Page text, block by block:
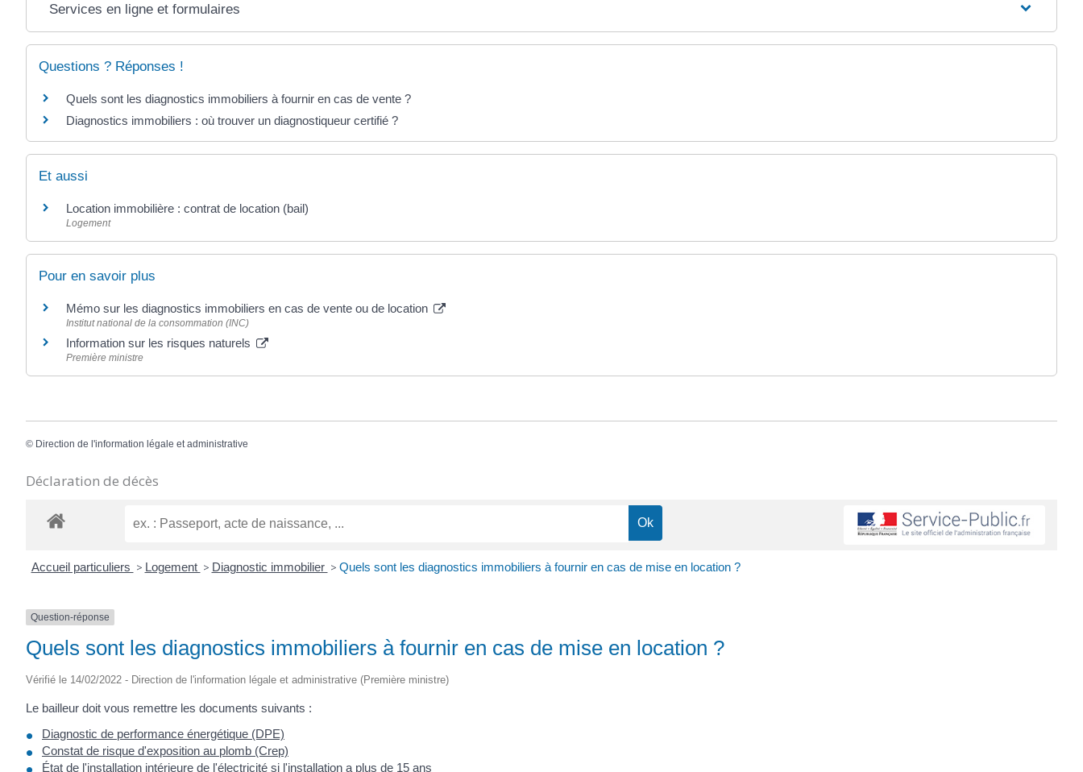
Services en ligne et formulaires
Questions ? Réponses !
Quels sont les diagnostics immobiliers à fournir en cas de vente ?
Diagnostics immobiliers : où trouver un diagnostiqueur certifié ?
Et aussi
Location immobilière : contrat de location (bail)
Logement
Pour en savoir plus
Mémo sur les diagnostics immobiliers en cas de vente ou de location
Institut national de la consommation (INC)
Information sur les risques naturels
Première ministre
© Direction de l'information légale et administrative
Déclaration de décès
Accueil particuliers > Logement > Diagnostic immobilier > Quels sont les diagnostics immobiliers à fournir en cas de mise en location ?
Question-réponse
Quels sont les diagnostics immobiliers à fournir en cas de mise en location ?
Vérifié le 14/02/2022 - Direction de l'information légale et administrative (Première ministre)
Le bailleur doit vous remettre les documents suivants :
Diagnostic de performance énergétique (DPE)
Constat de risque d'exposition au plomb (Crep)
État de l'installation intérieure de l'électricité si l'installation a plus de 15 ans